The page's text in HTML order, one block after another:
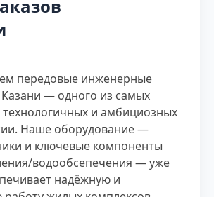
передовые инженерные
— одного из самых
и амбициозных
Наше оборудование —
и ключевые компоненты
водообсепечения — уже
надёжную и